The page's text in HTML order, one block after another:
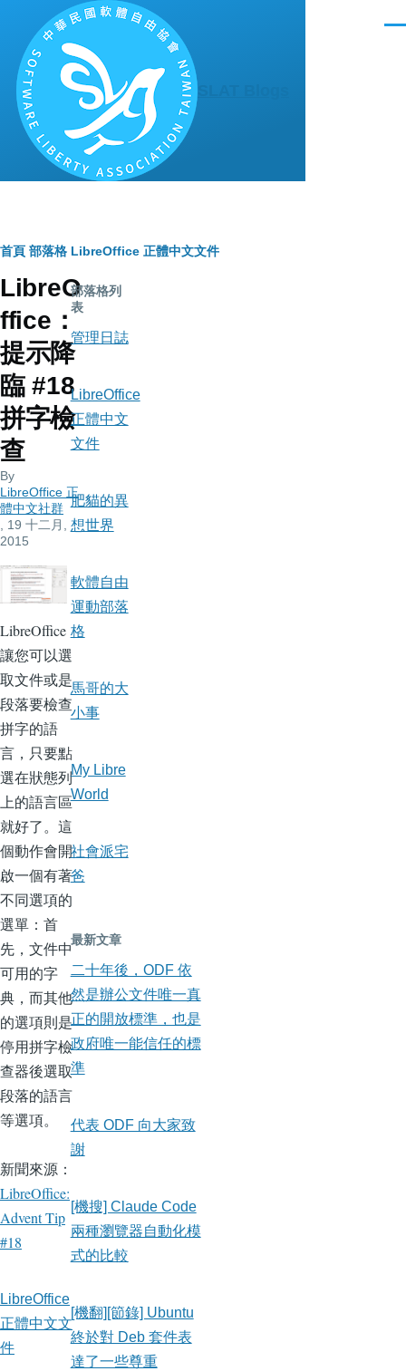
移至主內容
導
航
連
結
首頁 部落格 LibreOffice 正體中文文件
LibreO
ffice：
提示降
臨 #18
拼字檢
查
By
LibreOffice 正
體中文社群
, 19 十二月,
2015
LibreOffice
讓您可以選
取文件或是
段落要檢查
拼字的語
言，只要點
選在狀態列
上的語言區
就好了。這
個動作會開
啟一個有著
不同選項的
選單：首
先，文件中
可用的字
典，而其他
的選項則是
停用拼字檢
查器後選取
段落的語言
等選項。
新聞來源：
LibreOffice:
Advent Tip
#18
LibreOffice
正體中文文
件
部落格列
表
管理日誌
LibreOffice
正體中文
文件
肥貓的異
想世界
軟體自由
運動部落
格
馬哥的大
小事
My Libre
World
社會派宅
爸
最新文章
二十年後，ODF 依
然是辦公文件唯一真
正的開放標準，也是
政府唯一能信任的標
準
代表 ODF 向大家致
謝
[機搜] Claude Code
兩種瀏覽器自動化模
式的比較
[機翻][節錄] Ubuntu
終於對 Deb 套件表
達了一些尊重